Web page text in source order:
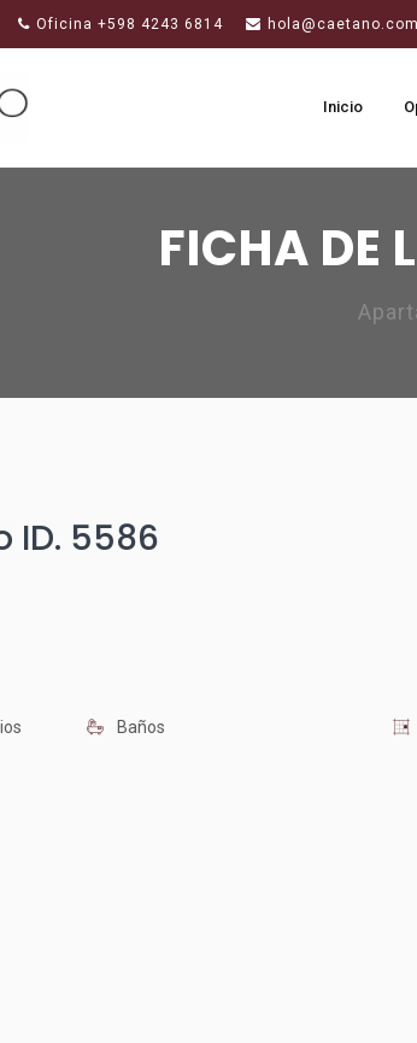
Oficina +598 4243 6814
Inicio
FICHA DE
ID. 5586
Baños